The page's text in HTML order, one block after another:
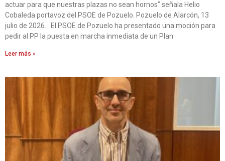
actuar para que nuestras plazas no sean hornos” señala Helio
Cobaleda portavoz del PSOE de Pozuelo. Pozuelo de Alarcón, 13
julio de 2026. El PSOE de Pozuelo ha presentado una moción para
pedir al PP la puesta en marcha inmediata de un Plan
Leer más »